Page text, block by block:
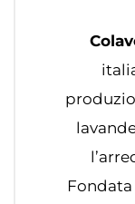
Fondata